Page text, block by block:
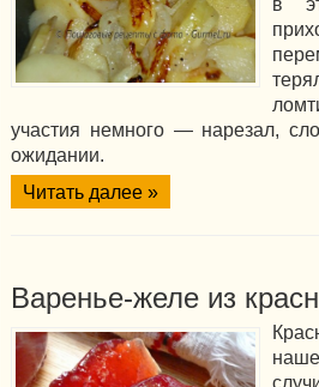
участия немного — нарезал,
ожидании.
Читать далее »
Варенье-желе из